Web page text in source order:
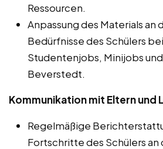
Ressourcen.
Anpassung des Materials an
Bedürfnisse des Schülers
Studentenjobs, Minijobs
Beverstedt.
Kommunikation mit Eltern und
Regelmäßige
Fortschritte des Schülers an